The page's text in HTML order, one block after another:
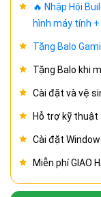
🔥 Nhập Hội
hình máy tính
Tặng Balo
Tặng Balo khi
Cài đặt và vệ
Hỗ trợ kỹ thuật
Cài đặt
Miễn phí GIAO